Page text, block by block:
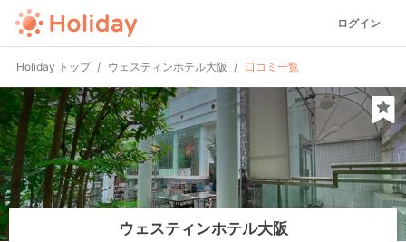
ログイン
Holiday トップ ウェスティンホテル大阪 口コミ一覧
ウェスティンホテル大阪